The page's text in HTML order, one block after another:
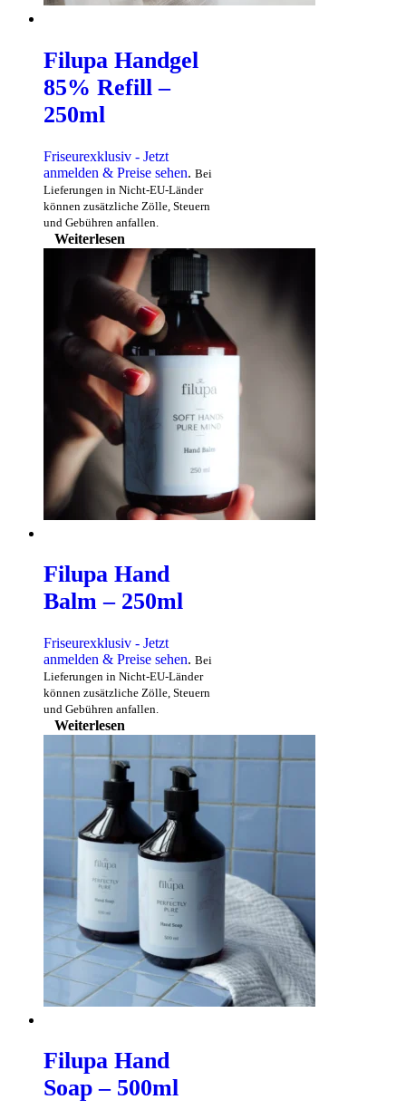
Filupa Handgel
85% Refill –
250ml
Friseurexklusiv - Jetzt
anmelden & Preise sehen. Bei
Lieferungen in Nicht-EU-Länder
können zusätzliche Zölle, Steuern
und Gebühren anfallen.
Weiterlesen
Filupa Hand
Balm – 250ml
Friseurexklusiv - Jetzt
anmelden & Preise sehen. Bei
Lieferungen in Nicht-EU-Länder
können zusätzliche Zölle, Steuern
und Gebühren anfallen.
Weiterlesen
Filupa Hand
Soap – 500ml